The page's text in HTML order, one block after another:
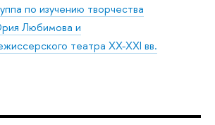
по изучению творчества
Любимова и
театра XX-XXI вв.